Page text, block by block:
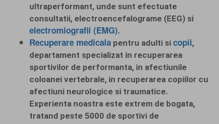
ultraperformant, unde sunt efectuate
consultatii, electroencefalograme (EEG) si
electromiografii (EMG).
Recuperare medicala pentru adulti si copii,
departament specializat in recuperarea
sportivilor de performanta, in afectiunile
coloanei vertebrale, in recuperarea copiilor cu
afectiuni neurologice si traumatice.
Experienta noastra este extrem de bogata,
tratand peste 5000 de sportivi de